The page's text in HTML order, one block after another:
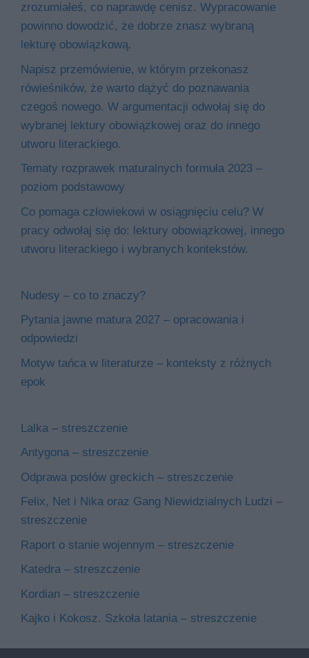
zrozumiałeś, co naprawdę cenisz. Wypracowanie
powinno dowodzić, że dobrze znasz wybraną
lekturę obowiązkową.
Napisz przemówienie, w którym przekonasz
rówieśników, że warto dążyć do poznawania
czegoś nowego. W argumentacji odwołaj się do
wybranej lektury obowiązkowej oraz do innego
utworu literackiego.
Tematy rozprawek maturalnych formuła 2023 –
poziom podstawowy
Co pomaga człowiekowi w osiągnięciu celu? W
pracy odwołaj się do: lektury obowiązkowej, innego
utworu literackiego i wybranych kontekstów.
Nudesy – co to znaczy?
Pytania jawne matura 2027 – opracowania i
odpowiedzi
Motyw tańca w literaturze – konteksty z różnych
epok
Lalka – streszczenie
Antygona – streszczenie
Odprawa posłów greckich – streszczenie
Felix, Net i Nika oraz Gang Niewidzialnych Ludzi –
streszczenie
Raport o stanie wojennym – streszczenie
Katedra – streszczenie
Kordian – streszczenie
Kajko i Kokosz. Szkoła latania – streszczenie